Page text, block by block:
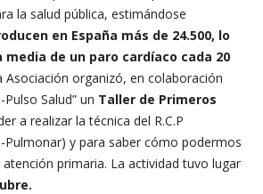
la salud pública, estimándose
en España más de 24.500, lo
media de un paro cardíaco cada 20
Asociación organizó, en colaboración
Salud” un Taller de Primeros
a realizar la técnica del R.C.P
Pulmonar) y para saber cómo podermos
primaria. La actividad tuvo lugar